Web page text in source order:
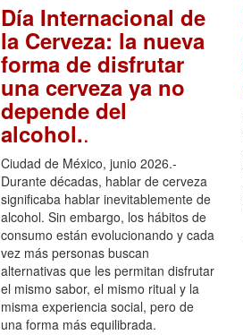
Día Internacional de
la Cerveza: la nueva
forma de disfrutar
una cerveza ya no
depende del
alcohol..
Ciudad de México, junio 2026.-
Durante décadas, hablar de cerveza
significaba hablar inevitablemente de
alcohol. Sin embargo, los hábitos de
consumo están evolucionando y cada
vez más personas buscan
alternativas que les permitan disfrutar
el mismo sabor, el mismo ritual y la
misma experiencia social, pero de
una forma más equilibrada.